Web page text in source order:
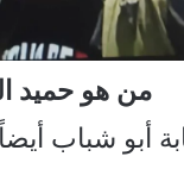
من هو حميد
أبو شباب